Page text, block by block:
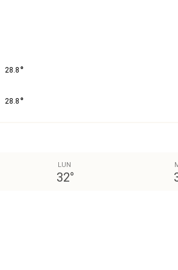
28.8 °
28.8 °
LUN
32°